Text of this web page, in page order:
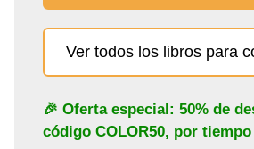
Ver todos los libros para
🎉 Oferta especial: 50% de
código COLOR50, por